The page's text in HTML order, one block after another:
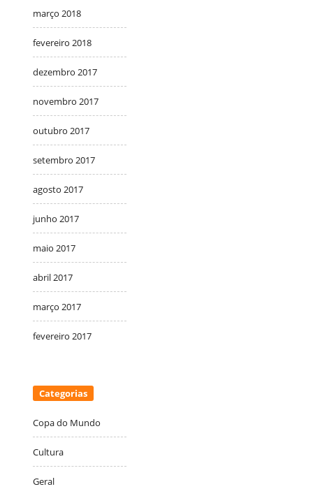
março 2018
fevereiro 2018
dezembro 2017
novembro 2017
outubro 2017
setembro 2017
agosto 2017
junho 2017
maio 2017
abril 2017
março 2017
fevereiro 2017
Categorias
Copa do Mundo
Cultura
Geral